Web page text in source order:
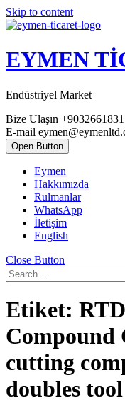
Skip to content
EYMEN
Endüstriyel Market
Bize Ulaşın
E-mail
Open Button
Eymen
Hakkımızda
Rulmanlar
WhatsApp
İletişim
English
Close Button
Etiket:
Compound
cutting
doubles